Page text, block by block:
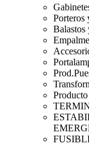
Porteros
Balastos